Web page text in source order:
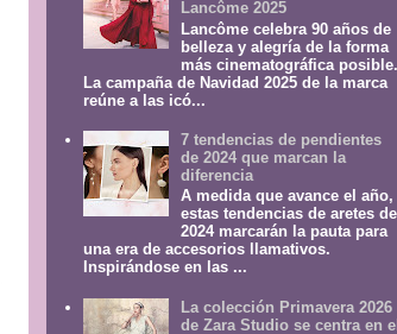
Lancôme 2025
Lancôme celebra 90 años de
belleza y alegría de la forma
más cinematográfica posible.
La campaña de Navidad 2025 de la marca
reúne a las icó...
7 tendencias de pendientes
de 2024 que marcan la
diferencia
A medida que avance el año,
estas tendencias de aretes de
2024 marcarán la pauta para
una era de accesorios llamativos.
Inspirándose en las ...
La colección Primavera 2026
de Zara Studio se centra en